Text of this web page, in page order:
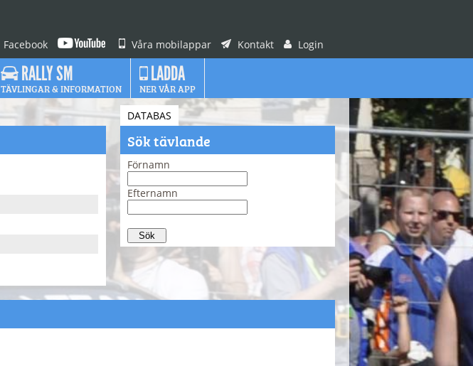
Facebook Våra mobilappar Kontakt Login
RALLY SM
TÄVLINGAR & INFORMATION
LADDA
NER VÅR APP
DATABAS
Sök tävlande
Förnamn
Efternamn